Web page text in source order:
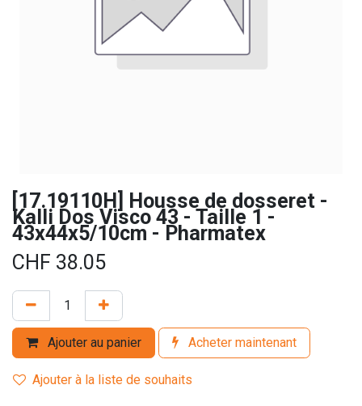
[17.19110H] Housse de dosseret -
Kalli Dos Visco 43 - Taille 1 -
43x44x5/10cm - Pharmatex
CHF 38.05
Ajouter au panier Acheter maintenant
Ajouter à la liste de souhaits